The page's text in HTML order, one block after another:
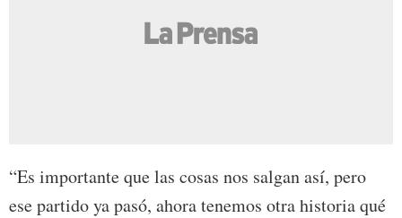
“Es importante que las cosas nos salgan así, pero
ese partido ya pasó, ahora tenemos otra historia qué